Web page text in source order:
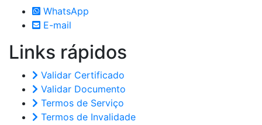
WhatsApp
E-mail
Links rápidos
Validar Certificado
Validar Documento
Termos de Serviço
Termos de Invalidade